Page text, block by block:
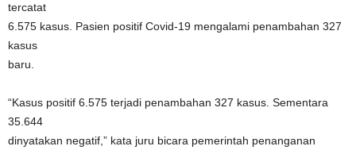
tercatat
6.575 kasus. Pasien positif Covid-19 mengalami penambahan 327
kasus
baru.
“Kasus positif 6.575 terjadi penambahan 327 kasus. Sementara
35.644
dinyatakan negatif,” kata juru bicara pemerintah penanganan